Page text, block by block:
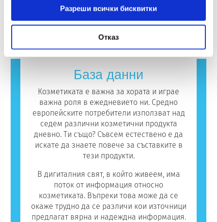
Разреши всички бисквитки
Отказ
компаниите са задължени по закон да
извършват, покриват всички потенциални
рискове, включително потенциални
ендокринни смущения.
тестване върху животни за оценка на
безопасността на козметичните съставки и
алергична реакция. Алергична реакция
възниква, когато имунната система на
човек реагира на вещества, които са
безвредни за повечето хора. Вещество,
което предизвиква алергична реакция, се
нарича алерген. Козметиката и продуктите
за лична хигиена могат да съдържат
съставки, които могат да бъдат алергични
за някои хора. Това не означава, че
продуктът не е безопасен за употреба от
други потребители.
прочетете повече
База данни
Козметиката е важна за хората и играе
важна роля в ежедневието ни. Средно
европейските потребители използват над
седем различни козметични продукта
дневно. Ти също? Съвсем естествено е да
искате да знаете повече за съставките в
тези продукти.
В дигиталния свят, в който живеем, има
поток от информация относно
козметиката. Въпреки това може да се
окаже трудно да се различи кои източници
предлагат вярна и надеждна информация.